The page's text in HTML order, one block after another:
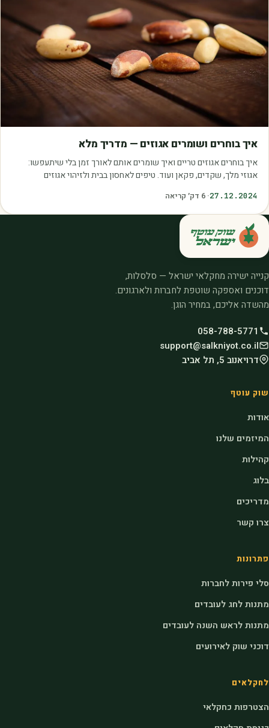
איך בוחרים ושומרים אגוזים — מדריך מלא
איך בוחרים אגוזים טריים ואיך שומרים אותם לאורך זמן בלי שיתעפשו:
אגוזי מלך, שקדים, פקאן ועוד. טיפים לאחסון בבית ולזיהוי אגוזים
27.12.2024
·
6 דק׳ קריאה
קנייה ישירה מחקלאי ישראל — סלסלות,
דוכנים ואספקה שוטפת לחברות ולארגונים.
מהשדה אליכם, במחיר הוגן.
058-788-5771
support@salkniyot.co.il
דרויאנוב 5, תל אביב
שוק עוטף
אודות
המיזמים שלנו
קהילות
בלוג
מדריכים
צרו קשר
פתרונות
סלי פירות לחברות
מתנות לחג לעובדים
מתנות לראש השנה לעובדים
דוכני שוק לאירועים
לחקלאים
הצטרפות כחקלאי